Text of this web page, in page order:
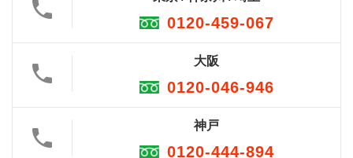
0120-459-067
大阪
0120-046-946
神戸
0120-444-894